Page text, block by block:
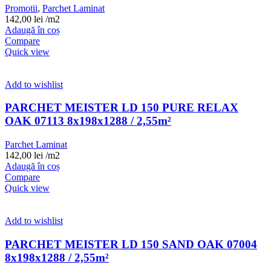
Promotii, Parchet Laminat
142,00 lei /m2
Adaugă în coș
Compare
Quick view
Add to wishlist
PARCHET MEISTER LD 150 PURE RELAX
OAK 07113 8x198x1288 / 2,55m²
Parchet Laminat
142,00 lei /m2
Adaugă în coș
Compare
Quick view
Add to wishlist
PARCHET MEISTER LD 150 SAND OAK 07004
8x198x1288 / 2,55m²